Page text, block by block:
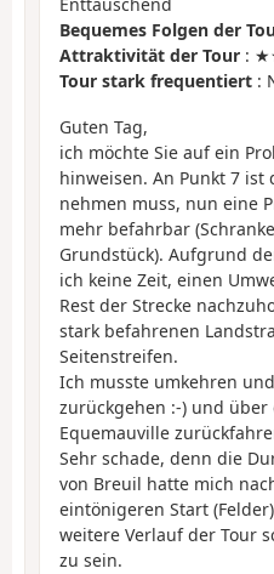
Bequemes Folgen der
Attraktivität der Tour :
Tour stark frequentiert :
Guten Tag,
ich möchte Sie auf ein
hinweisen. An Punkt 7 ist
nehmen muss, nun eine
mehr befahrbar
Grundstück). Aufgrund
ich keine Zeit, einen
Rest der Strecke
stark befahrenen
Seitenstreifen.
Ich musste umkehren
zurückgehen :-) und über
Equemauville
Sehr schade, denn die
von Breuil hatte mich
eintönigeren Start
weitere Verlauf der Tour
zu sein.